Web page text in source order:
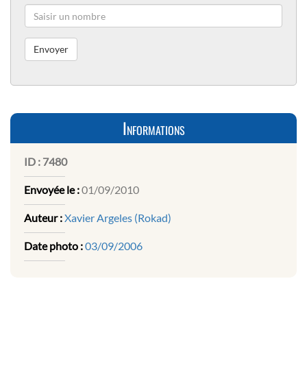
Informations
ID : 7480
Envoyée le :01/09/2010
Auteur :Xavier Argeles (Rokad)
Date photo :03/09/2006